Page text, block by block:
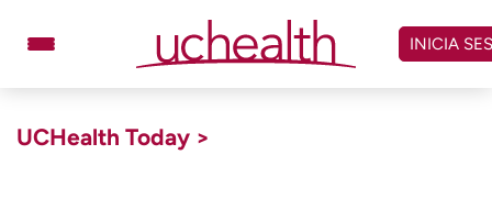
contenido
INICIA
UCHealth Today >